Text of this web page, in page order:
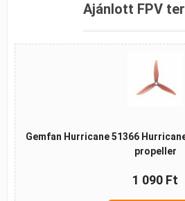
Ajánlott FPV
Gemfan Hurricane 51366
propeller
1 090 Ft